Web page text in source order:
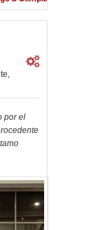
,
por el